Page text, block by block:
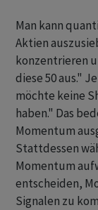
Man kann
Aktien
konzentrieren
diese 50 aus."
möchte keine
haben." Das
Momentum
Stattdessen
Momentum
entscheiden,
Signalen zu